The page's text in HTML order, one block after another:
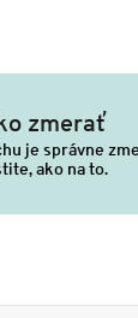
zmerať
je správne
ako na to.